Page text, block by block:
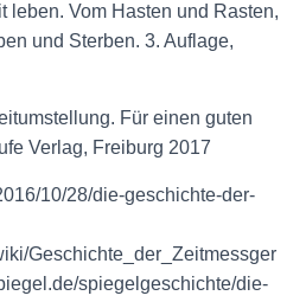
leben. Vom Hasten und Rasten,
und Sterben. 3. Auflage,
Für einen guten
Verlag, Freiburg 2017
10/28/die-geschichte-der-
Geschichte_der_Zeitmessger
spiegelgeschichte/die-